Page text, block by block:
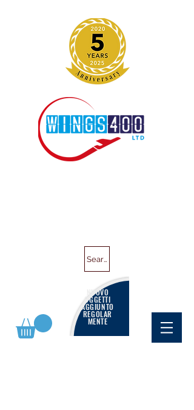
Search
NUOVO
OGGETTI
AGGIUNTO
REGOLAR
MENTE